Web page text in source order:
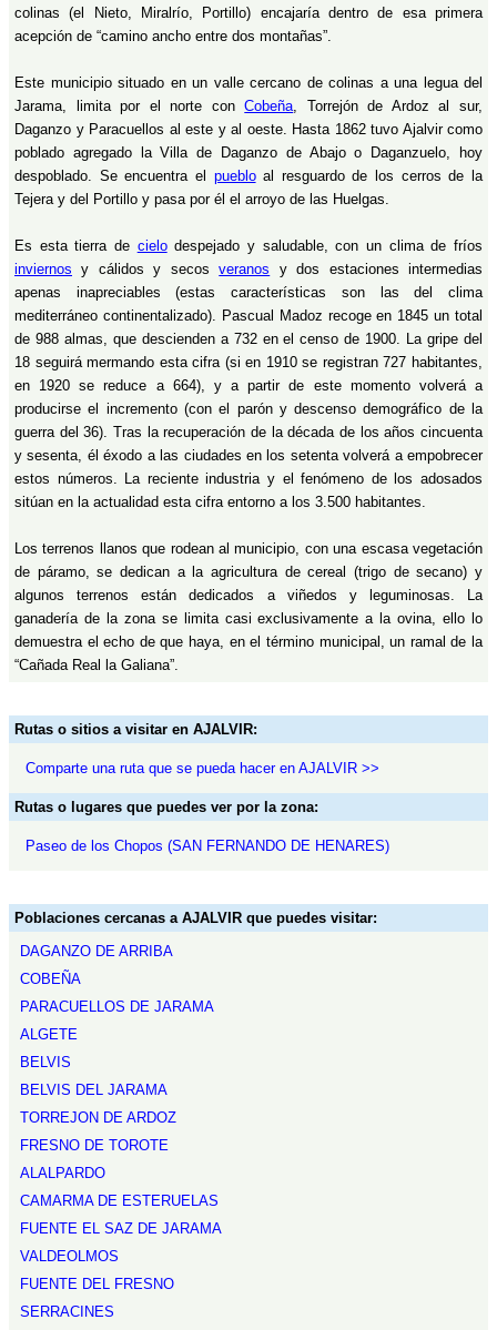
colinas (el Nieto, Miralrío, Portillo) encajaría dentro de esa primera
acepción de “camino ancho entre dos montañas”.
Este municipio situado en un valle cercano de colinas a una legua del
Jarama, limita por el norte conCobeña , Torrejón de Ardoz al sur,
Daganzo y Paracuellos al este y al oeste. Hasta 1862 tuvo Ajalvir como
poblado agregado la Villa de Daganzo de Abajo o Daganzuelo, hoy
despoblado. Se encuentra el puebloal resguardo de los cerros de la
Tejera y del Portillo y pasa por él el arroyo de las Huelgas.
Es esta tierra de cielodespejado y saludable, con un clima de fríos
inviernos y cálidos y secosveranos y dos estaciones intermedias
apenas inapreciables (estas características son las del clima
mediterráneo continentalizado). Pascual Madoz recoge en 1845 un total
de 988 almas, que descienden a 732 en el censo de 1900. La gripe del
18 seguirá mermando esta cifra (si en 1910 se registran 727 habitantes,
en 1920 se reduce a 664), y a partir de este momento volverá a
producirse el incremento (con el parón y descenso demográfico de la
guerra del 36). Tras la recuperación de la década de los años cincuenta
y sesenta, él éxodo a las ciudades en los setenta volverá a empobrecer
estos números. La reciente industria y el fenómeno de los adosados
sitúan en la actualidad esta cifra entorno a los 3.500 habitantes.
Los terrenos llanos que rodean al municipio, con una escasa vegetación
de páramo, se dedican a la agricultura de cereal (trigo de secano) y
algunos terrenos están dedicados a viñedos y leguminosas. La
ganadería de la zona se limita casi exclusivamente a la ovina, ello lo
demuestra el echo de que haya, en el término municipal, un ramal de la
“Cañada Real la Galiana”.
Rutas o sitios a visitar en AJALVIR:
Comparte una ruta que se pueda hacer en AJALVIR >>
Rutas o lugares que puedes ver por la zona:
Paseo de los Chopos (SAN FERNANDO DE HENARES)
Poblaciones cercanas a AJALVIR que puedes visitar:
DAGANZO DE ARRIBA
COBEÑA
PARACUELLOS DE JARAMA
ALGETE
BELVIS
BELVIS DEL JARAMA
TORREJON DE ARDOZ
FRESNO DE TOROTE
ALALPARDO
CAMARMA DE ESTERUELAS
FUENTE EL SAZ DE JARAMA
VALDEOLMOS
FUENTE DEL FRESNO
SERRACINES